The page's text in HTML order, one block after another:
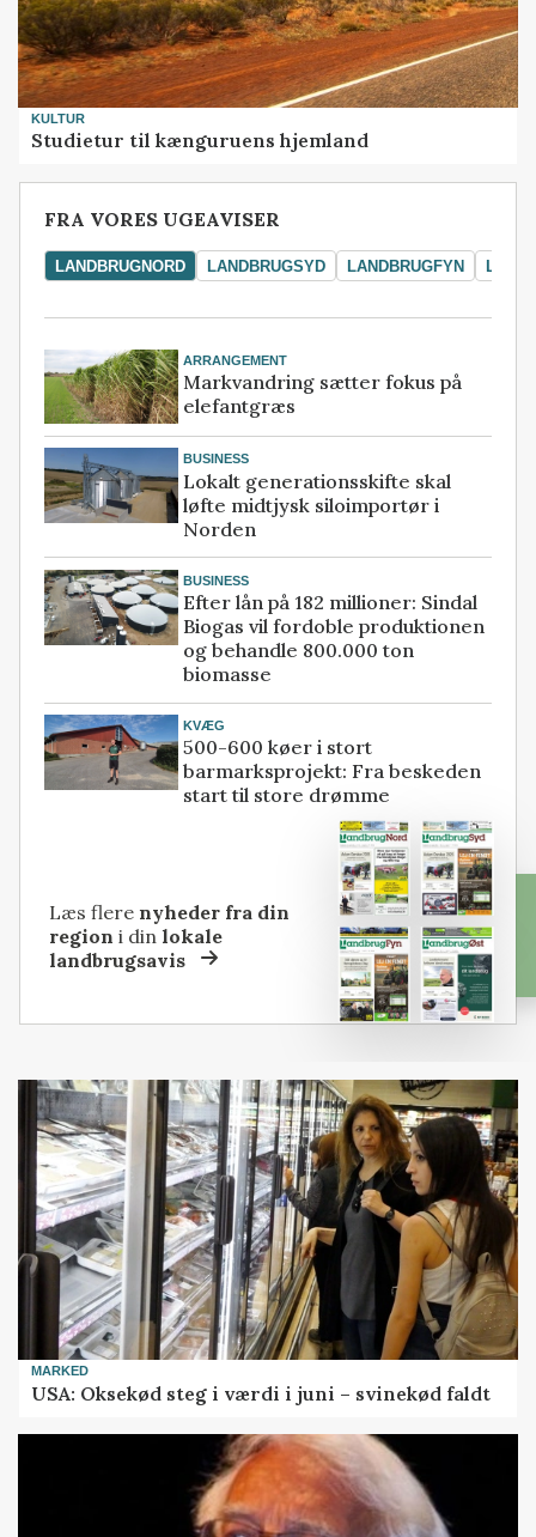
KULTUR
Studietur til kænguruens hjemland
FRA VORES UGEAVISER
LANDBRUGNORD LANDBRUGSYD LANDBRUGFYN
ARRANGEMENT
Markvandring sætter fokus på
elefantgræs
BUSINESS
Lokalt generationsskifte skal
løfte midtjysk siloimportør i
Norden
BUSINESS
Efter lån på 182 millioner: Sindal
Biogas vil fordoble produktionen
og behandle 800.000 ton
biomasse
KVÆG
500-600 køer i stort
barmarksprojekt: Fra beskeden
start til store drømme
Læs flere nyheder fra din
region i dinlokale
landbrugsavis
MARKED
USA: Oksekød steg i værdi i juni – svinekød faldt